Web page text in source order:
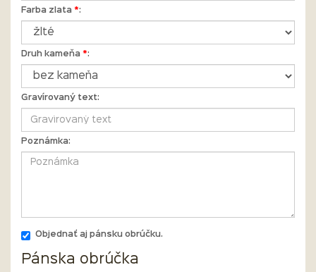
Farba zlata *:
Druh kameňa *:
Gravírovaný text:
Poznámka:
Objednať aj pánsku obrúčku.
Pánska obrúčka